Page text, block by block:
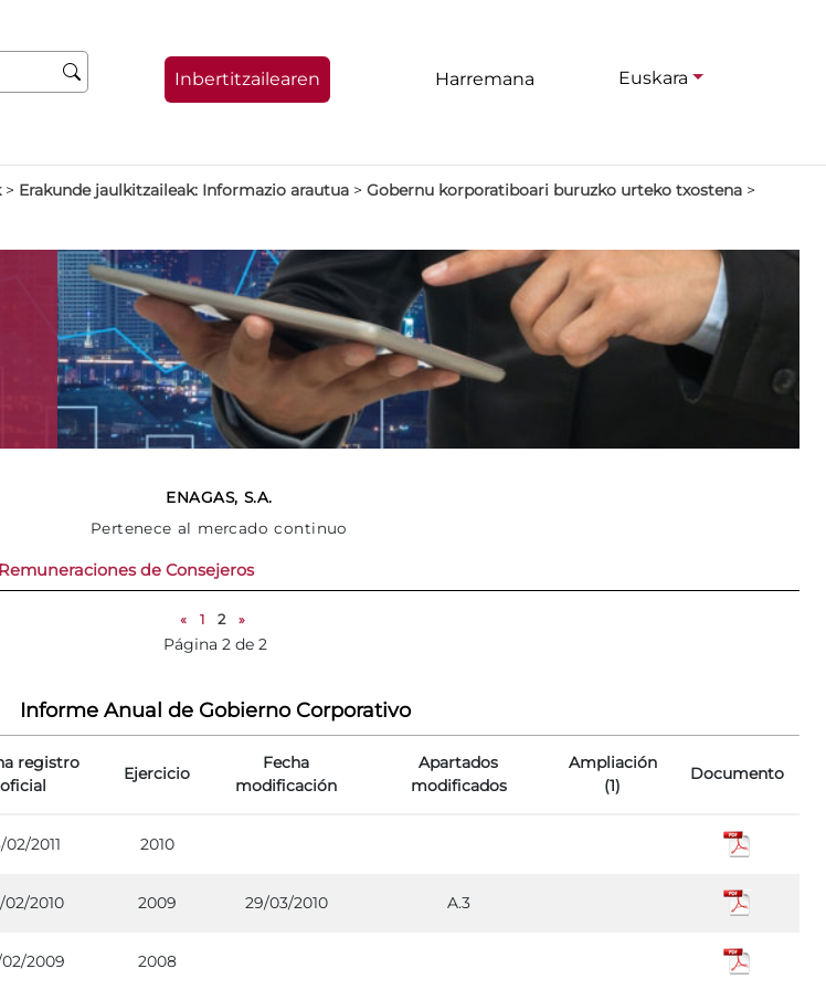
Inbertitzailearen Harremana Euskara
> Erakunde jaulkitzaileak: Informazio arautua > Gobernu korporatiboari buruzko urteko txostena >
ENAGAS, S.A.
Pertenece al mercado continuo
de Consejeros
« 1 2 »
Página 2 de 2
Informe Anual de Gobierno Corporativo
registro
oficial
Ejercicio
Fecha
modificación
Apartados
modificados
Ampliación
(1)
Documento
02/2011 2010
02/2010 2009 29/03/2010 A.3
02/2009 2008